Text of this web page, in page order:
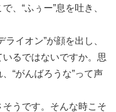
、“ふぅー”息を吐き、
イオン”が顔を出し、
るではないですか。思
“がんばろうな”って声
うです。そんな時こそ